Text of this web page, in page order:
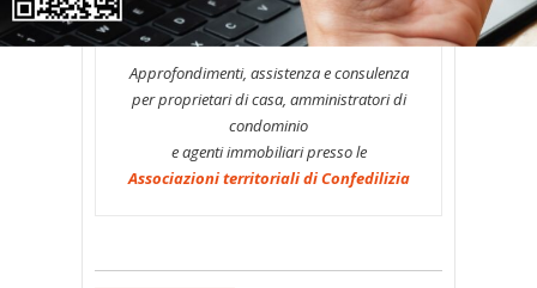
* * *
Approfondimenti, assistenza e consulenza
per proprietari di casa, amministratori di
condominio
e agenti immobiliari presso le
Associazioni territoriali di Confedilizia